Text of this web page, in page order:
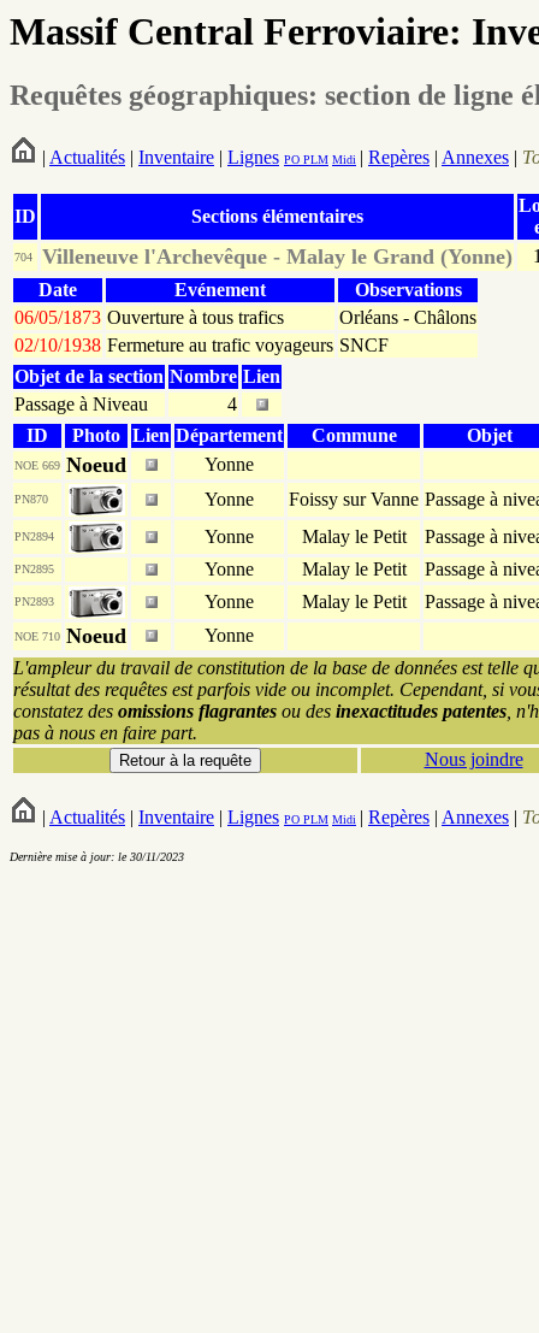
Massif Central Ferroviaire:
Requêtes géographiques: section de ligne
| Actualités | Inventaire | Lignes PO PLM Midi | Repères | Annexes |
ID Sections élémentaires
704 Villeneuve l'Archevêque - Malay le Grand (Yonne)
Date
Evénement
Observations
06/05/1873 Ouverture à tous trafics
Orléans - Châlons
02/10/1938 Fermeture au trafic voyageurs SNCF
Objet de la section Nombre Lien
Passage à Niveau
4
ID
Photo Lien Département Commune Objet
NOE 669 Noeud Yonne
PN870 Yonne Foissy sur Vanne Passage à
PN2894 Yonne Malay le Petit Passage à
PN2895 Yonne Malay le Petit Passage à
PN2893 Yonne Malay le Petit Passage à
NOE 710 Noeud
Yonne
L'ampleur du travail de constitution de la base de données est telle
résultat des requêtes est parfois vide ou incomplet. Cependant, si
constatez des omissions flagrantes ou des inexactitudes patentes ,
pas à nous en faire part.
Nous joindre
| Actualités | Inventaire | Lignes PO PLM Midi | Repères | Annexes |
Dernière mise à jour: le 30/11/2023